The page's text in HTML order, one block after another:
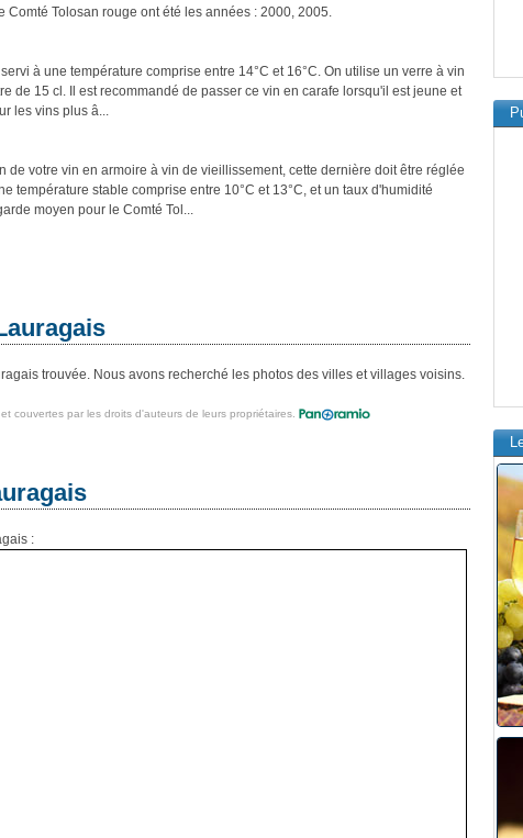
Comté Tolosan rouge ont été les années : 2000, 2005.
à une température comprise entre 14°C et 16°C. On utilise un verre à vin
de 15 cl. Il est recommandé de passer ce vin en carafe lorsqu'il est jeune et
les vins plus â...
de votre vin en armoire à vin de vieillissement, cette dernière doit être réglée
température stable comprise entre 10°C et 13°C, et un taux d'humidité
moyen pour le Comté Tol...
trouvée. Nous avons recherché les photos des villes et villages voisins.
et couvertes par les droits d'auteurs de leurs propriétaires.
: